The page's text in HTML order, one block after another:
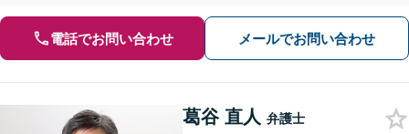
電話でお問い合わせ メールでお問い合わせ
葛谷 直人 弁護士